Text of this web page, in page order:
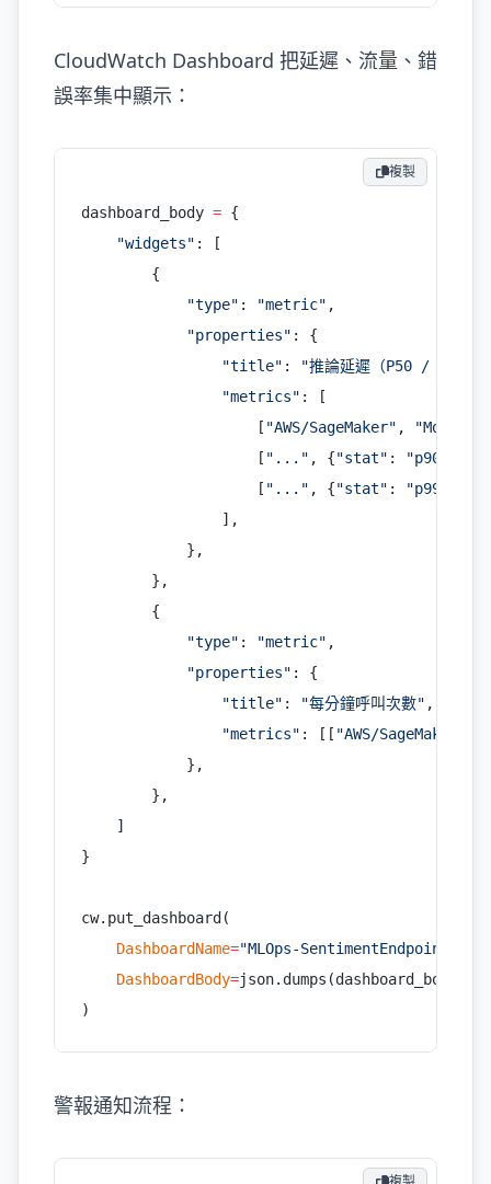
CloudWatch Dashboard 把延遲、流量、錯
誤率集中顯示：
dashboard_body = {
    "widgets"
: [
        {
            "type"
: "metric" ,
            "properties"
: {
                "title"
:
"推論延遲（P50 / P90 /
                "metrics"
: [
                    [
"AWS/SageMaker" ,
                    [
"..." , {"stat" : "p90"
                    [
"..." , {"stat" : "p99"
                ],
            },
        },
        {
            "type"
: "metric" ,
            "properties"
: {
                "title"
: "每分鐘呼叫次數" ,
                "metrics"
: [[ "AWS/SageMaker"
            },
        },
    ]
}
cw.put_dashboard(
    DashboardName
="MLOps-SentimentEndpoint"
    DashboardBody
=json.dumps(dashboard_body),
)
複製
警報通知流程：